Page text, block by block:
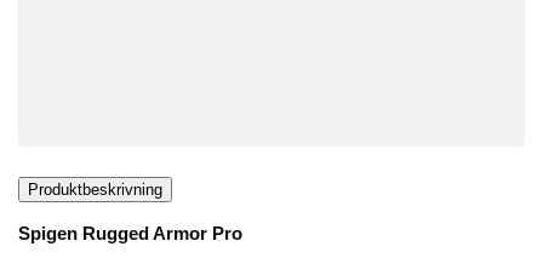
Produktbeskrivning
Spigen Rugged Armor Pro